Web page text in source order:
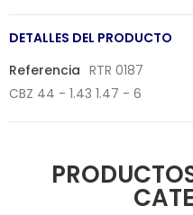
DETALLES DEL PRODUCTO
Referencia RTR 0187
CBZ 44 - 1.43 1.47 - 6